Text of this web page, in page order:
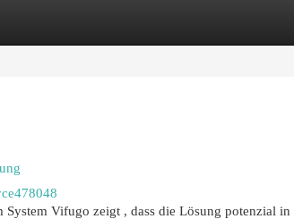
Vifugo zeigt , dass die Lösung potenzial